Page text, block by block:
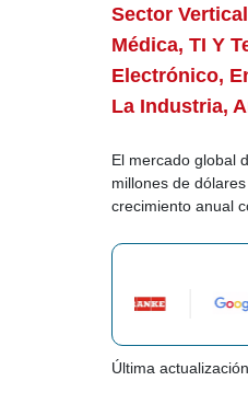
Sector
Médica, TI Y
Electrónico,
La Industria,
El mercado global
millones de
crecimiento anual
Última